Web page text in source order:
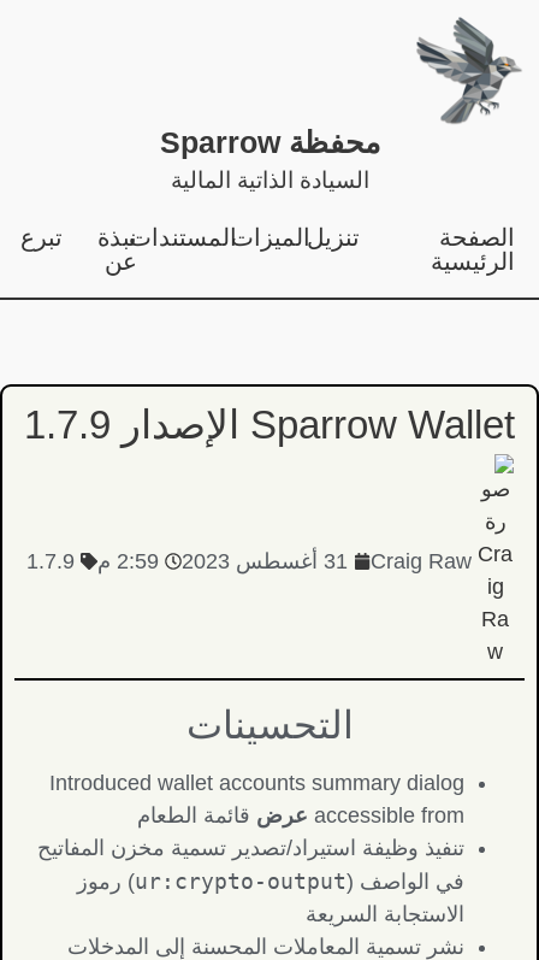
محفظة Sparrow
السيادة الذاتية المالية
الصفحة
الرئيسية
تنزيلالميزاتالمستنداتنبذة
عن
تبرع
Sparrow Wallet الإصدار 1.7.9
Craig Raw 31 أغسطس 2023 2:59 م 1.7.9
التحسينات
Introduced wallet accounts summary dialog
accessible from عرض قائمة الطعام
تنفيذ وظيفة استيراد/تصدير تسمية مخزن المفاتيح
في الواصف (ur:crypto-output) رموز
الاستجابة السريعة
نشر تسمية المعاملات المحسنة إلى المدخلات